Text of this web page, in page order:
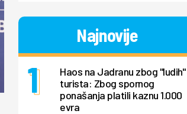
Najnovije
Haos na Jadranu zbog "ludih"
turista: Zbog spornog
ponašanja platili kaznu 1.000
evra